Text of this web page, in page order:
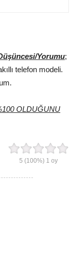
Yorumu;
telefon modeli.
OLDUĞUNU
5 (100%) 1 oy